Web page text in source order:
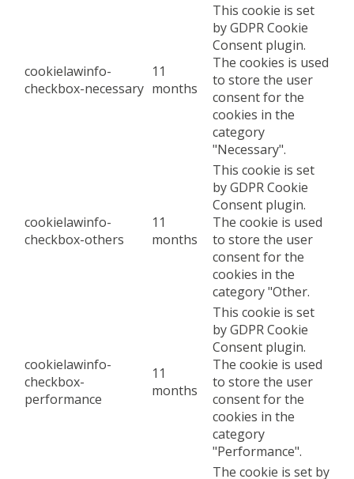
cookielawinfo-
checkbox-necessary
11
months
This cookie is set
by GDPR Cookie
Consent plugin.
The cookies is used
to store the user
consent for the
cookies in the
category
"Necessary".
cookielawinfo-
checkbox-others
11
months
This cookie is set
by GDPR Cookie
Consent plugin.
The cookie is used
to store the user
consent for the
cookies in the
category "Other.
cookielawinfo-
checkbox-
performance
11
months
This cookie is set
by GDPR Cookie
Consent plugin.
The cookie is used
to store the user
consent for the
cookies in the
category
"Performance".
The cookie is set by